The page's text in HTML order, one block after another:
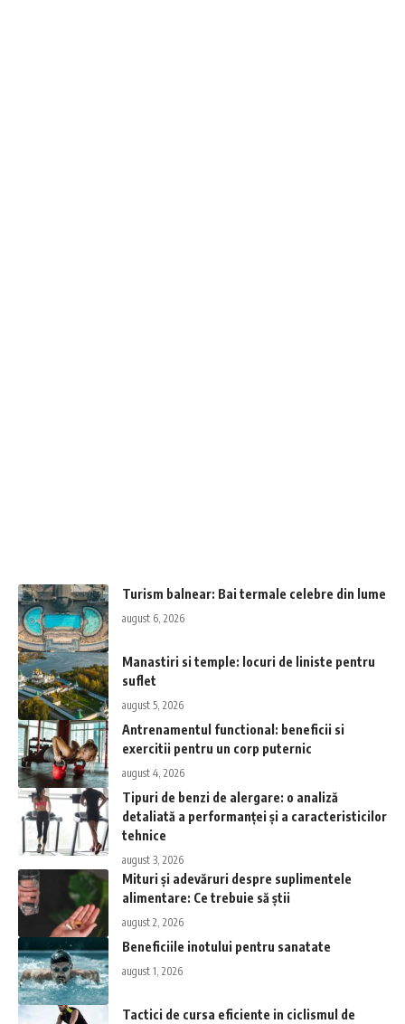
Turism balnear: Bai termale celebre din lume
august 6, 2026
Manastiri si temple: locuri de liniste pentru
suflet
august 5, 2026
Antrenamentul functional: beneficii si
exercitii pentru un corp puternic
august 4, 2026
Tipuri de benzi de alergare: o analiză
detaliată a performanței și a caracteristicilor
tehnice
august 3, 2026
Mituri și adevăruri despre suplimentele
alimentare: Ce trebuie să știi
august 2, 2026
Beneficiile inotului pentru sanatate
august 1, 2026
Tactici de cursa eficiente in ciclismul de